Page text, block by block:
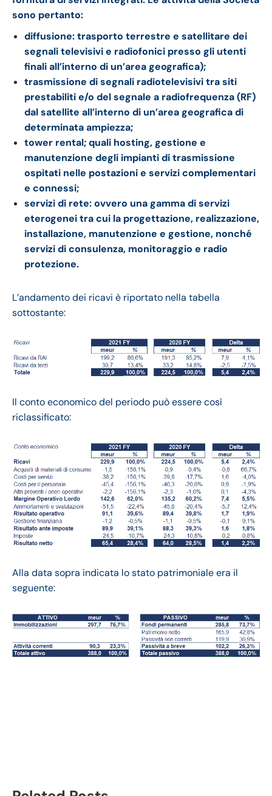
sono pertanto:
diffusione: trasporto terrestre e satellitare dei
segnali televisivi e radiofonici presso gli utenti
finali all’interno di un’area geografica);
trasmissione di segnali radiotelevisivi tra siti
prestabiliti e/o del segnale a radiofrequenza (RF)
dal satellite all’interno di un’area geografica di
determinata ampiezza;
tower rental; quali hosting, gestione e
manutenzione degli impianti di trasmissione
ospitati nelle postazioni e servizi complementari
e connessi;
servizi di rete: ovvero una gamma di servizi
eterogenei tra cui la progettazione, realizzazione,
installazione, manutenzione e gestione, nonché
servizi di consulenza, monitoraggio e radio
protezione.
L’andamento dei ricavi è riportato nella tabella
sottostante:
Il conto economico del periodo può essere così
riclassificato:
Alla data sopra indicata lo stato patrimoniale era il
seguente: